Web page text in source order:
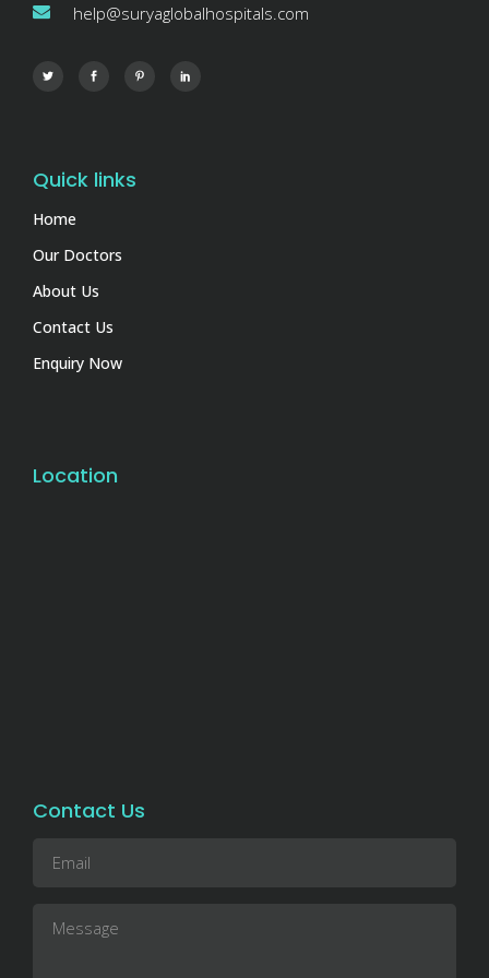
help@suryaglobalhospitals.com
Quick links
Home
Our Doctors
About Us
Contact Us
Enquiry Now
Location
Contact Us